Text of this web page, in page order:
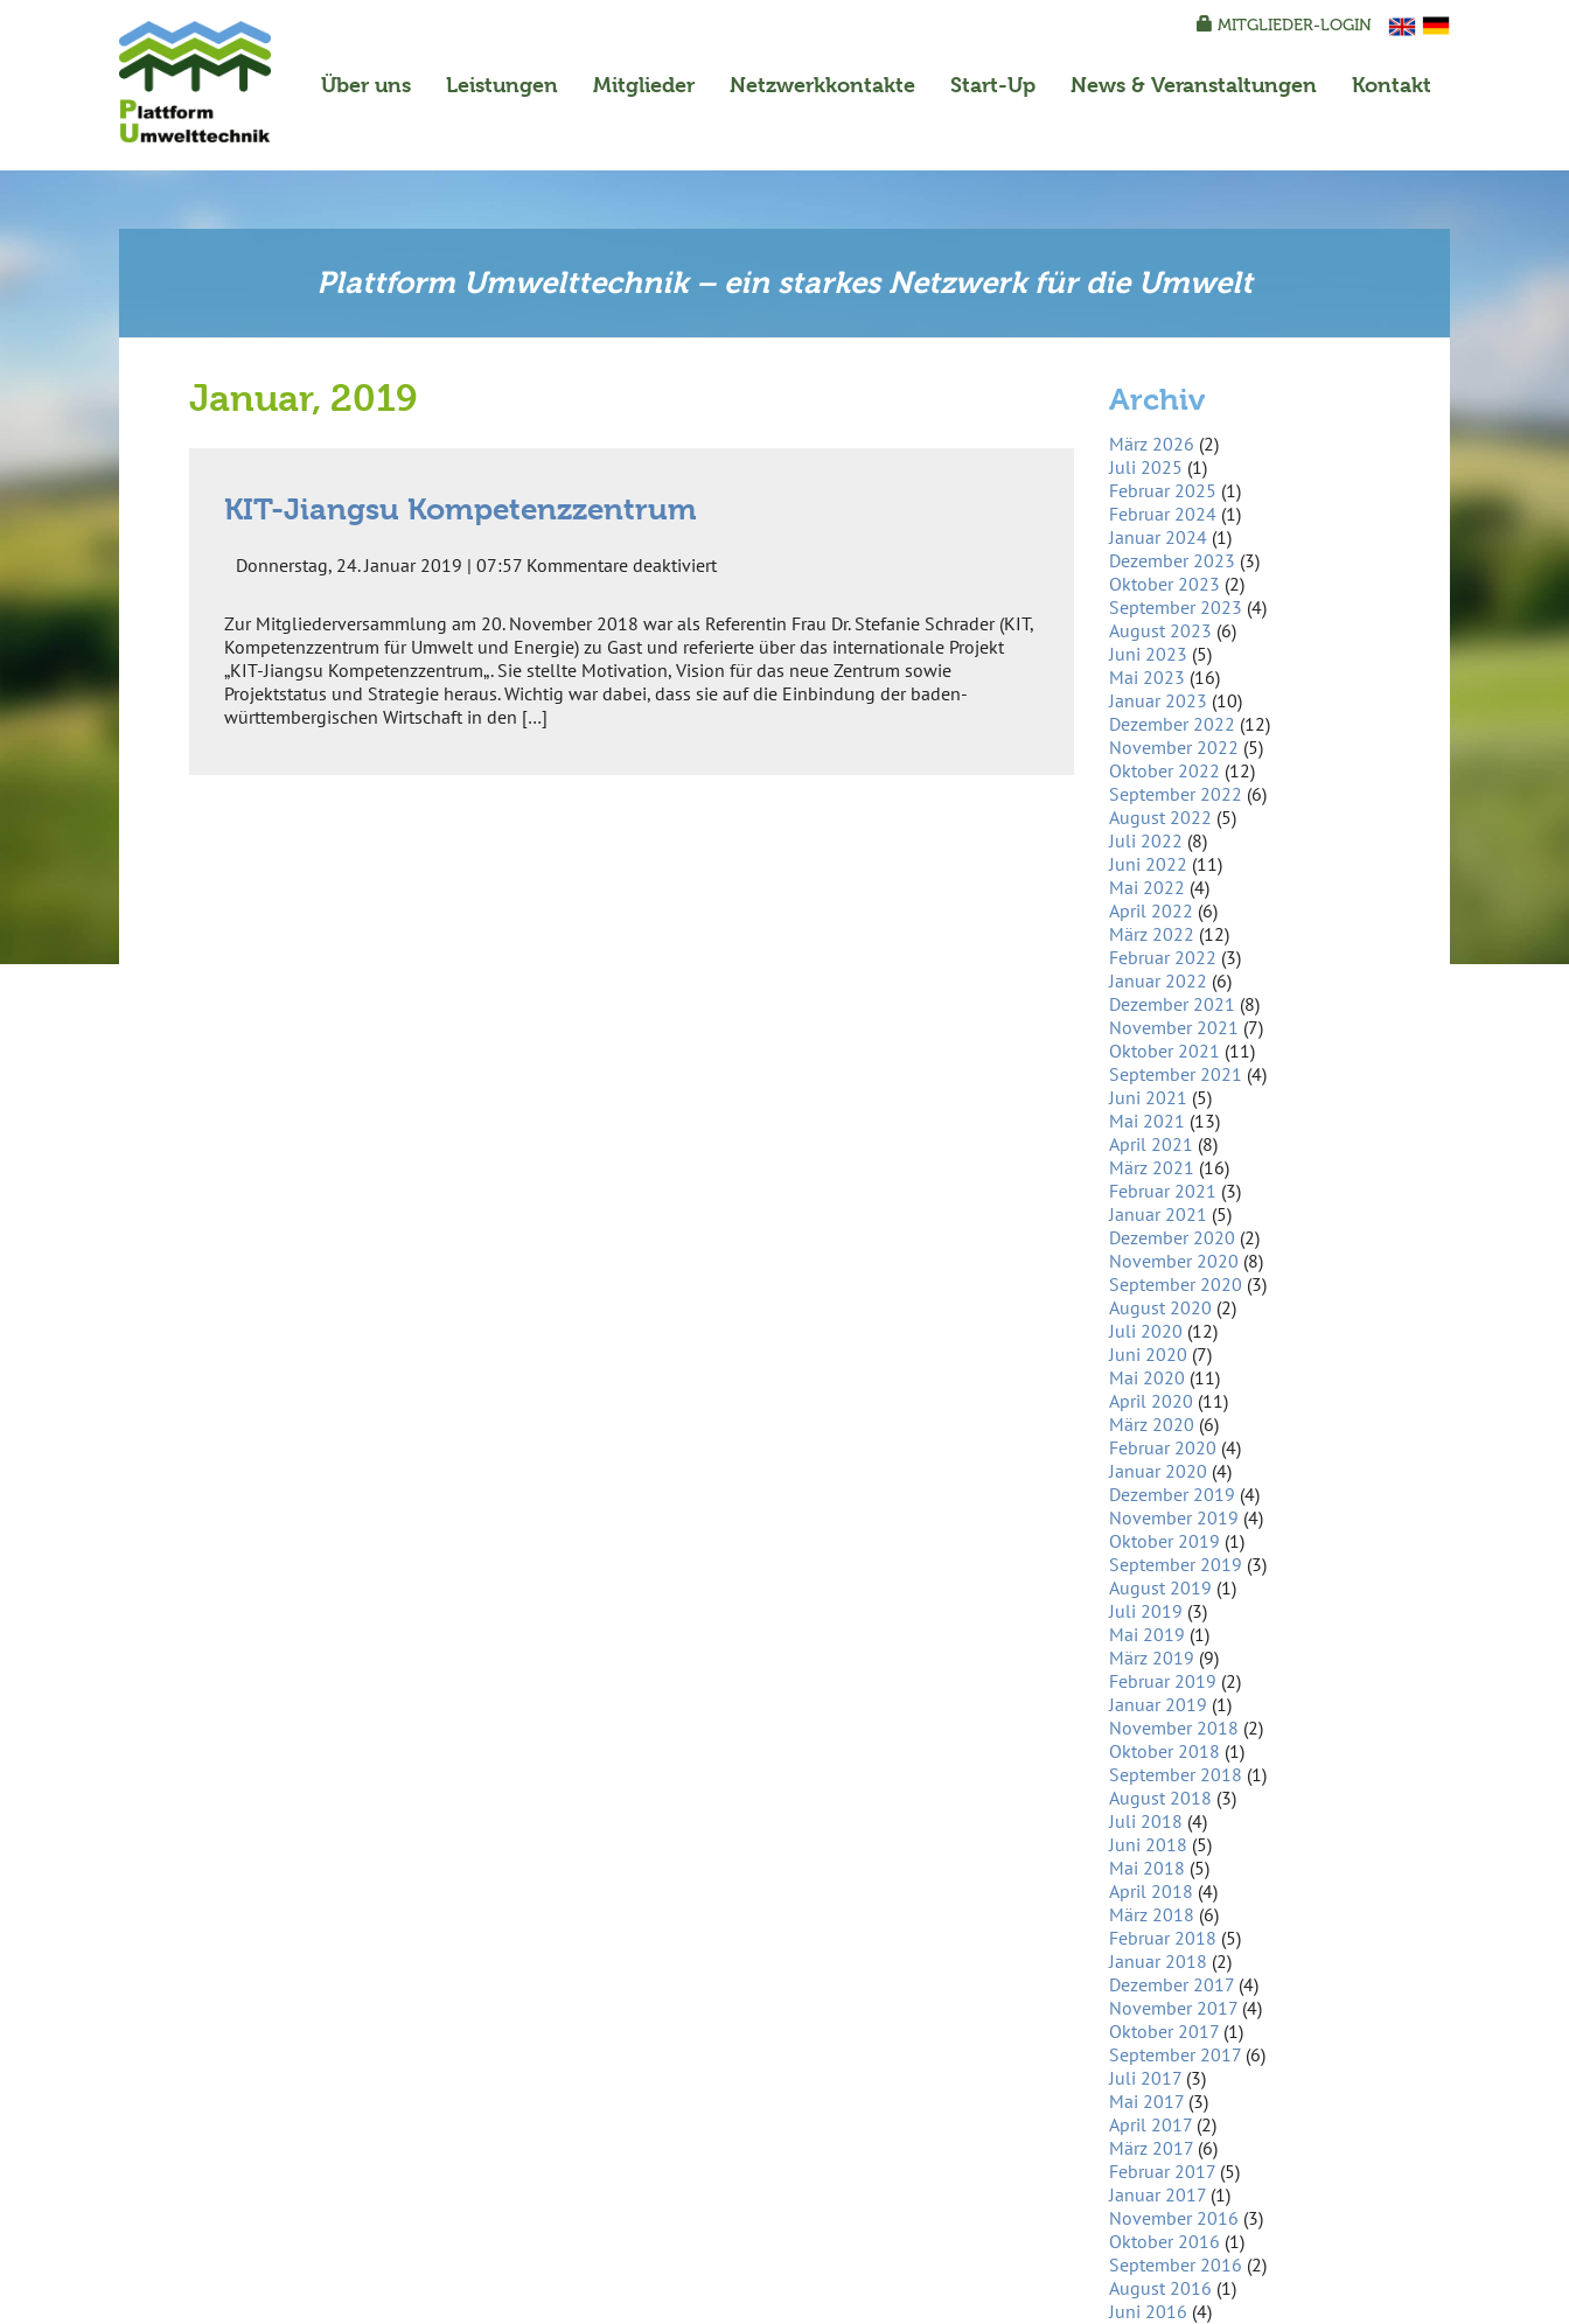
MITGLIEDER-LOGIN
Über uns Leistungen Mitglieder Netzwerkkontakte Start-Up News & Veranstaltungen Kontakt
Plattform Umwelttechnik – ein starkes Netzwerk für die Umwelt
Januar, 2019
KIT-Jiangsu Kompetenzzentrum
Donnerstag, 24. Januar 2019 | 07:57 Kommentare deaktiviertfür
Kompetenzzentrum
Zur Mitgliederversammlung am 20. November 2018 war als Referentin Frau Dr. Stefanie Schrader (KIT,
Kompetenzzentrum für Umwelt und Energie) zu Gast und referierte über das internationale Projekt
„KIT-Jiangsu Kompetenzzentrum„. Sie stellte Motivation, Vision für das neue Zentrum sowie
Projektstatus und Strategie heraus. Wichtig war dabei, dass sie auf die Einbindung der baden-
württembergischen Wirtschaft in den […]
Archiv
März 2026 (2)
Juli 2025 (1)
Februar 2025 (1)
Februar 2024(1)
Januar 2024(1)
Dezember 2023 (3)
Oktober 2023 (2)
September 2023 (4)
August 2023 (6)
Juni 2023 (5)
Mai 2023 (16)
Januar 2023 (10)
Dezember 2022 (12)
November 2022 (5)
Oktober 2022 (12)
September 2022 (6)
August 2022 (5)
Juli 2022 (8)
Juni 2022 (11)
Mai 2022 (4)
April 2022 (6)
März 2022 (12)
Februar 2022 (3)
Januar 2022 (6)
Dezember 2021 (8)
November 2021 (7)
Oktober 2021 (11)
September 2021 (4)
Juni 2021 (5)
Mai 2021 (13)
April 2021 (8)
März 2021 (16)
Februar 2021 (3)
Januar 2021 (5)
Dezember 2020 (2)
November 2020 (8)
September 2020 (3)
August 2020 (2)
Juli 2020 (12)
Juni 2020 (7)
Mai 2020 (11)
April 2020 (11)
März 2020 (6)
Februar 2020 (4)
Januar 2020 (4)
Dezember 2019 (4)
November 2019 (4)
Oktober 2019 (1)
September 2019 (3)
August 2019 (1)
Juli 2019 (3)
Mai 2019 (1)
März 2019 (9)
Februar 2019 (2)
Januar 2019 (1)
November 2018 (2)
Oktober 2018 (1)
September 2018 (1)
August 2018 (3)
Juli 2018 (4)
Juni 2018 (5)
Mai 2018 (5)
April 2018 (4)
März 2018 (6)
Februar 2018 (5)
Januar 2018 (2)
Dezember 2017(4)
November 2017(4)
Oktober 2017(1)
September 2017(6)
Juli 2017(3)
Mai 2017(3)
April 2017(2)
März 2017(6)
Februar 2017(5)
Januar 2017(1)
November 2016 (3)
Oktober 2016 (1)
September 2016 (2)
August 2016 (1)
Juni 2016 (4)